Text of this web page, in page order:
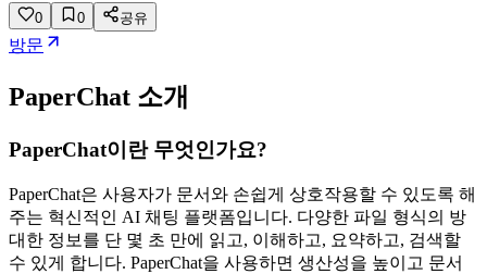
0 0 공유
방문
PaperChat 소개
PaperChat이란 무엇인가요?
PaperChat은 사용자가 문서와 손쉽게 상호작용할 수 있도록 해
주는 혁신적인 AI 채팅 플랫폼입니다. 다양한 파일 형식의 방
대한 정보를 단 몇 초 만에 읽고, 이해하고, 요약하고, 검색할
수 있게 합니다. PaperChat을 사용하면 생산성을 높이고 문서